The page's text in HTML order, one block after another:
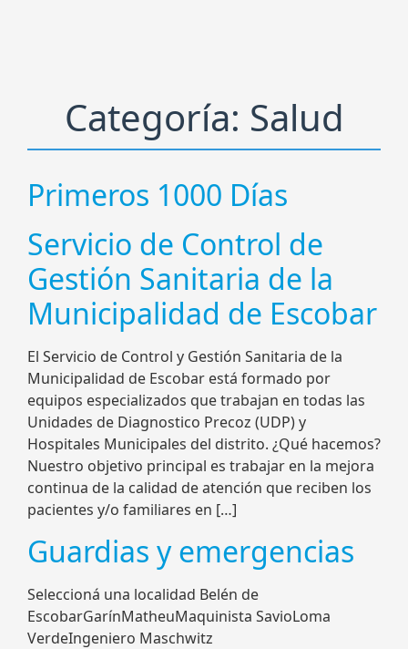
Categoría: Salud
Primeros 1000 Días
Servicio de Control de
Gestión Sanitaria de la
Municipalidad de Escobar
El Servicio de Control y Gestión Sanitaria de la
Municipalidad de Escobar está formado por
equipos especializados que trabajan en todas las
Unidades de Diagnostico Precoz (UDP) y
Hospitales Municipales del distrito. ¿Qué hacemos?
Nuestro objetivo principal es trabajar en la mejora
continua de la calidad de atención que reciben los
pacientes y/o familiares en […]
Guardias y emergencias
Seleccioná una localidad Belén de
EscobarGarínMatheuMaquinista SavioLoma
VerdeIngeniero Maschwitz